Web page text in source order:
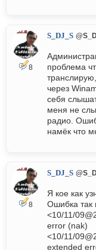
8
S_DJ_S
проблема
через
себя
меня не
радио.
намёк что
8
S_DJ_S
Я кое как
Ошибка так
<10/11/
error (nak)
<10/11/
extended